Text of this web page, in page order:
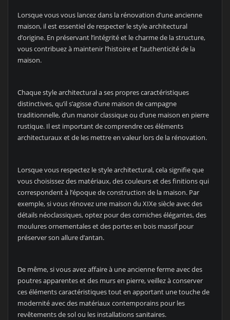
Lorsque vous vous lancez dans la rénovation d’une ancienne
maison, il est essentiel de respecter le style architectural
d’origine. En préservant l’intégrité et le charme de la structure,
vous contribuez à maintenir l’histoire et l’authenticité de la
maison.
Chaque style architectural a ses propres caractéristiques
distinctives, qu’il s’agisse d’une maison de campagne
traditionnelle, d’un manoir classique ou d’une maison en pierre
rustique. Il est important de comprendre ces éléments
architecturaux et de les mettre en valeur lors de la rénovation.
Lorsque vous respectez le style architectural, cela signifie que
vous choisissez des matériaux, des couleurs et des finitions qui
correspondent à l’époque de construction de la maison. Par
exemple, si vous rénovez une maison du XIXe siècle avec des
détails néoclassiques, optez pour des corniches élégantes, des
moulures ornementales et des portes en bois massif pour
préserver son allure d’antan.
De même, si vous avez affaire à une ancienne ferme avec des
poutres apparentes et des murs en pierre, veillez à conserver
ces éléments caractéristiques tout en apportant une touche de
modernité avec des matériaux contemporains pour les
revêtements de sol ou les installations sanitaires.